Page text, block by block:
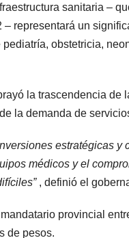
sanitaria –
– representará un
pediatría, obstetricia,
la trascendencia
la demanda de
estratégicas
médicos y el
, definió el
provincial
de pesos.